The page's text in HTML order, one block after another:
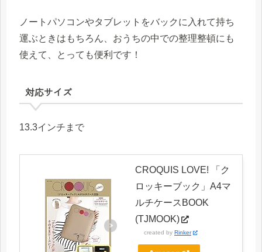
ノートパソコンやタブレットをバックに入れて持ち
運ぶときはもちろん、おうちの中での整理整頓にも
使えて、とっても便利です！
対応サイズ
13.3インチまで
CROQUIS LOVE! 「ク
ロッキーブック」A4マ
ルチケースBOOK
(TJMOOK)
created by Rinker